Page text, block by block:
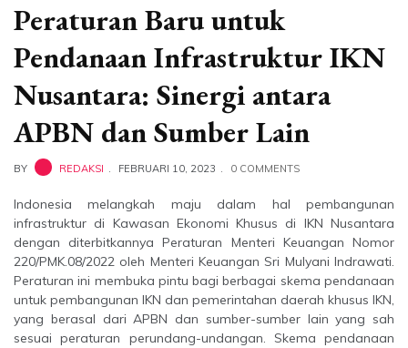
Peraturan Baru untuk
Pendanaan Infrastruktur IKN
Nusantara: Sinergi antara
APBN dan Sumber Lain
BY REDAKSI FEBRUARI 10, 2023 0 COMMENTS
Indonesia melangkah maju dalam hal pembangunan
infrastruktur di Kawasan Ekonomi Khusus di IKN Nusantara
dengan diterbitkannya Peraturan Menteri Keuangan Nomor
220/PMK.08/2022 oleh Menteri Keuangan Sri Mulyani Indrawati.
Peraturan ini membuka pintu bagi berbagai skema pendanaan
untuk pembangunan IKN dan pemerintahan daerah khusus IKN,
yang berasal dari APBN dan sumber-sumber lain yang sah
sesuai peraturan perundang-undangan. Skema pendanaan